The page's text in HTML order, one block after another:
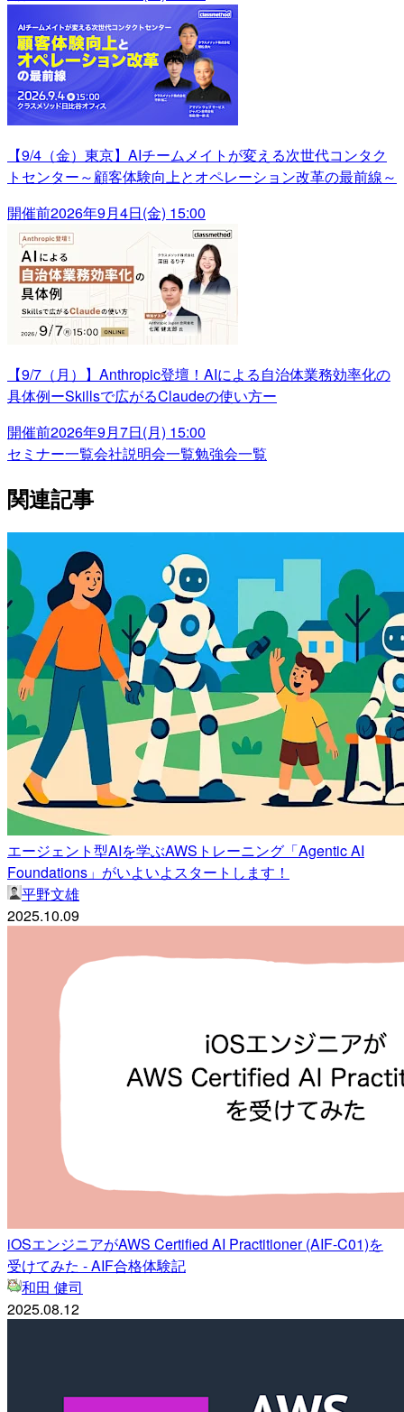
【9/4（金）東京】AIチームメイトが変える次世代コンタク
トセンター～顧客体験向上とオペレーション改革の最前線～
開催前2026年9月4日(金) 15:00
【9/7（月）】Anthropic登壇！AIによる自治体業務効率化の
具体例ーSkillsで広がるClaudeの使い方ー
開催前2026年9月7日(月) 15:00
セミナー一覧会社説明会一覧勉強会一覧
関連記事
エージェント型AIを学ぶAWSトレーニング「Agentic AI
Foundations」がいよいよスタートします！
平野文雄
2025.10.09
iOSエンジニアがAWS Certified AI Practitioner (AIF-C01)を
受けてみた - AIF合格体験記
和田 健司
2025.08.12